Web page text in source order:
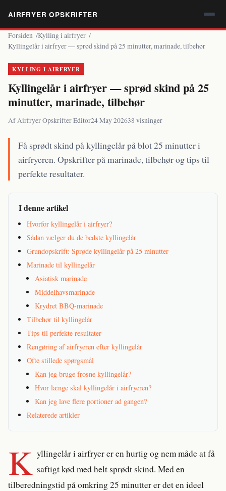
AIRFRYER OPSKRIFTER
Forsiden Kylling i airfryer
Kyllingelår i airfryer — sprød skind på 25 minutter, marinade, tilbehør
KYLLING I AIRFRYER
Kyllingelår i airfryer — sprød skind på 25
minutter, marinade, tilbehør
Af Airfryer Opskrifter Editor24 May 202638 visninger
Få sprødt skind på kyllingelår på blot 25 minutter i
airfryeren. Opskrifter på marinade, tilbehør og tips til
perfekte resultater.
I denne artikel
Hvorfor kyllingelår i airfryer?
Sådan vælger du de bedste kyllingelår
Grundopskrift: Sprøde kyllingelår på 25 minutter
Marinade til kyllingelår
Asiatisk marinade
Middelhavsmarinade
Krydret BBQ-marinade
Tilbehør til kyllingelår
Tips til perfekte resultater
Rengøring af airfryeren efter kyllingelår
Ofte stillede spørgsmål
Kan jeg bruge frosne kyllingelår?
Hvor længe skal kyllingelår i airfryeren?
Kan jeg lave flere portioner ad gangen?
Relaterede artikler
K yllingelår i airfryer er en hurtig og nem måde at få
saftigt kød med helt sprødt skind. Med en
tilberedningstid på omkring 25 minutter er det en ideel